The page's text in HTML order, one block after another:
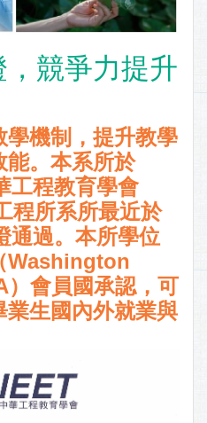
競爭力提升
機制，提升教學
能。本系所於
工程教育學會
程所系所最近於
通過。本所學位
Washington
會員國承認，可
生國內外就業與